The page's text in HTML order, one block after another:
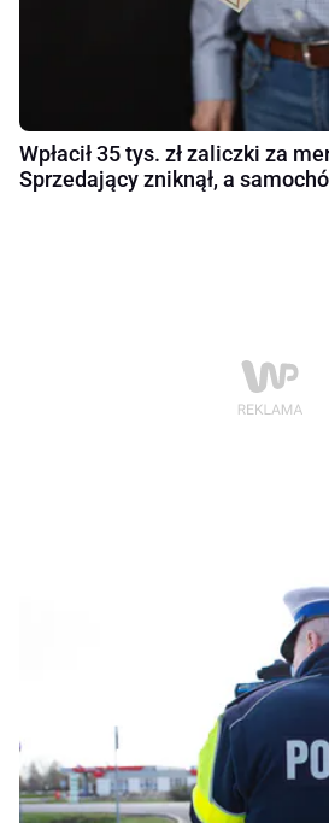
Wpłacił 35 tys. zł zaliczki za
Sprzedający zniknął, a